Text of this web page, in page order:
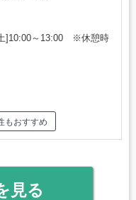
]10:00～13:00 ※休憩時
もおすすめ
見る